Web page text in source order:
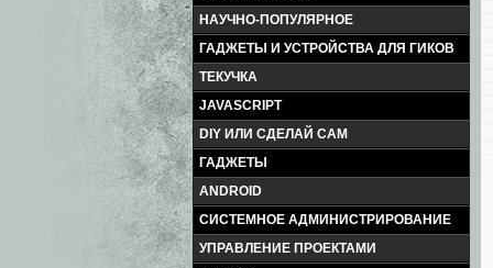
НАУЧНО-ПОПУЛЯРНОЕ
ГАДЖЕТЫ И УСТРОЙСТВА ДЛЯ ГИКОВ
ТЕКУЧКА
JAVASCRIPT
DIY ИЛИ СДЕЛАЙ САМ
ГАДЖЕТЫ
ANDROID
СИСТЕМНОЕ АДМИНИСТРИРОВАНИЕ
УПРАВЛЕНИЕ ПРОЕКТАМИ